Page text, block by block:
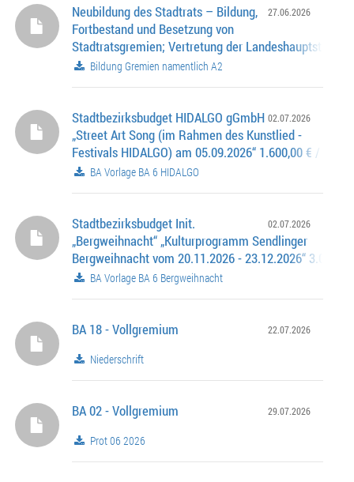
Stadtrats
27.06.2026
Neubildung des Stadtrats – Bildung,
Fortbestand und Besetzung von
Stadtratsgremien; Vertretung der Landeshauptstadt
- Stiftungen und Schenkungen - Beiräten - Vereinen
Stadtrats
Bildung Gremien namentlich A2
02.07.2026
Stadtbezirksbudget HIDALGO gGmbH
„Street Art Song (im Rahmen des Kunstlied -
Festivals HIDALGO) am 05.09.2026“ 1.600,00 € / AZ:
6-0637BA Vorlage BA 6 HIDALGO
02.07.2026
Stadtbezirksbudget Init.
„Bergweihnacht“ „Kulturprogramm Sendlinger
Bergweihnacht vom 20.11.2026 - 23.12.2026“
0262.100-6-0635
BA Vorlage BA 6 Bergweihnacht
22.07.2026
BA 18 - Vollgremium
Niederschrift
29.07.2026
BA 02 - Vollgremium
Prot 06 2026